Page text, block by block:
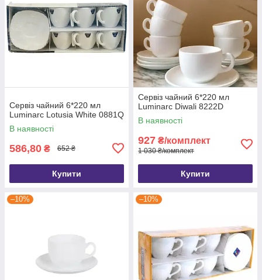
Сервіз чайний 6*220 мл
Luminarc Lotusia White 0881Q
В наявності
586,80 ₴ 652 ₴
Купити
Сервіз чайний 6*220 мл
Luminarc Diwali 8222D
В наявності
927 ₴/комплект
1 030 ₴/комплект
Купити
–10% –10%